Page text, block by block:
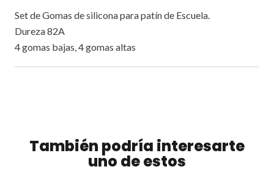
Set de Gomas de silicona para patín de Escuela.
Dureza 82A
4 gomas bajas, 4 gomas altas
También podría interesarte
uno de estos